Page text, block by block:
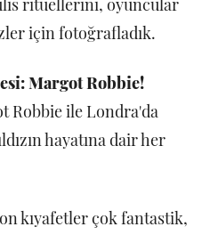
ritüellerini, oyuncular
için fotoğrafladık.
Margot Robbie!
Robbie ile Londra'da
hayatına dair her
kıyafetler çok fantastik,